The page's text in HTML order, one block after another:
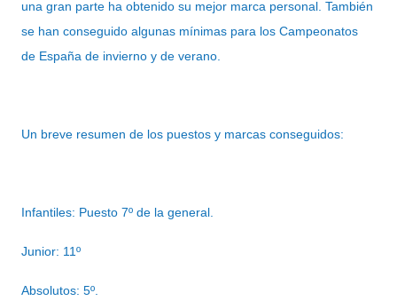
una gran parte ha obtenido su mejor marca personal. También
se han conseguido algunas mínimas para los Campeonatos
de España de invierno y de verano.
Un breve resumen de los puestos y marcas conseguidos:
Infantiles: Puesto 7º de la general.
Junior: 11º
Absolutos: 5º.